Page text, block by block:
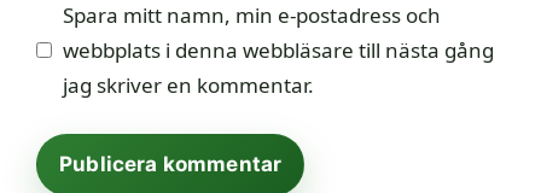
Spara mitt namn, min e-postadress och
webbplats i denna webbläsare till nästa gång
jag skriver en kommentar.